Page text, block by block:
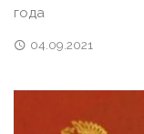
года
04.09.2021